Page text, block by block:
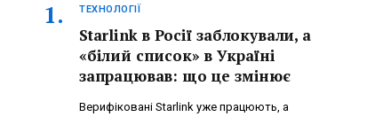
ТЕХНОЛОГІЇ
Starlink в Росії заблокували, а
«білий список» в Україні
запрацював: що це змінює
Верифіковані Starlink уже працюють, а